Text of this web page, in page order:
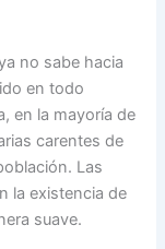
no sabe hacia
en todo
en la mayoría de
carentes de
Las
la existencia de
suave.